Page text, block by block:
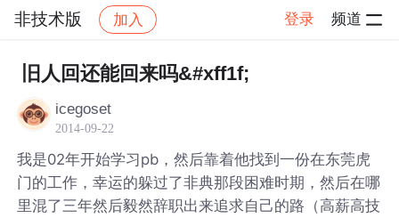
非技术版 加入 登录 频道
社区 非技术版 帖子详情
旧人回还能回来吗&#xff1f;
icegoset
2014-09-22
我是02年开始学习pb，然后靠着他找到一份在东莞虎
门的工作，幸运的躲过了非典那段困难时期，然后在哪
里混了三年然后毅然辞职出来追求自己的路（高薪高技